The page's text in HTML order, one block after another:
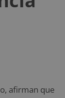
afirman que